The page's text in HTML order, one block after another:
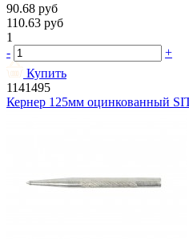
90.68 руб
110.63 руб
1
-
+
Купить
1141495
Кернер 125мм оцинкованный